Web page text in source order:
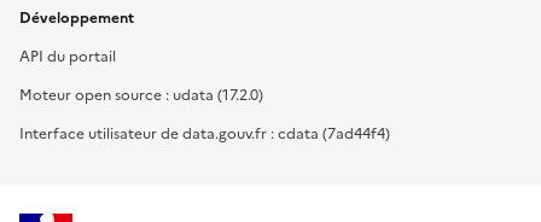
Développement
API du portail
Moteur open source : udata (17.2.0)
Interface utilisateur de data.gouv.fr : cdata (7ad44f4)